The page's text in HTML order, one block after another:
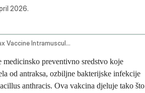
2026.
Anthrax Vaccine Intramuscular Route Subcutaneous Route
medicinsko preventivno sredstvo koje
od antraksa, ozbiljne bakterijske infekcije
anthracis. Ova vakcina djeluje tako što